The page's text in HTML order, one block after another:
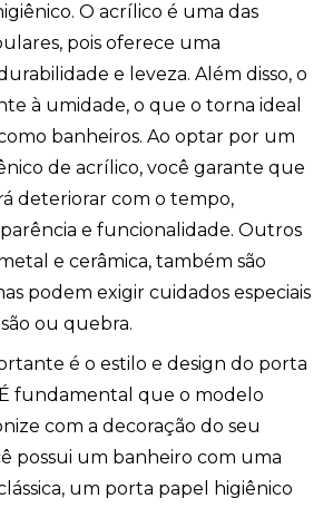
O acrílico é uma das
pois oferece uma
e leveza. Além disso, o
à umidade, o que o torna ideal
banheiros. Ao optar por um
de acrílico, você garante que
deteriorar com o tempo,
e funcionalidade. Outros
e cerâmica, também são
podem exigir cuidados especiais
ou quebra.
é o estilo e design do porta
fundamental que o modelo
com a decoração do seu
possui um banheiro com uma
um porta papel higiênico